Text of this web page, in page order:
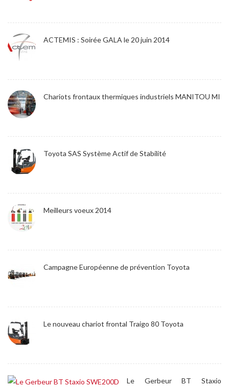
ACTEMIS : Soirée GALA le 20 juin 2014
Chariots frontaux thermiques industriels MANITOU MI
Toyota SAS Système Actif de Stabilité
Meilleurs voeux 2014
Campagne Européenne de prévention Toyota
Le nouveau chariot frontal Traigo 80 Toyota
Le Gerbeur BT Staxio